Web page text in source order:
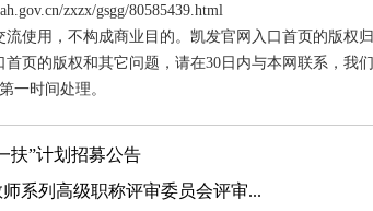
zxzx/gsgg/80585439.html
使用，不构成商业目的。凯发官网入口首页的版权归
页的版权和其它问题，请在30日内与本网联系，我们
一时间处理。
扶”计划招募公告
系列高级职称评审委员会评审...